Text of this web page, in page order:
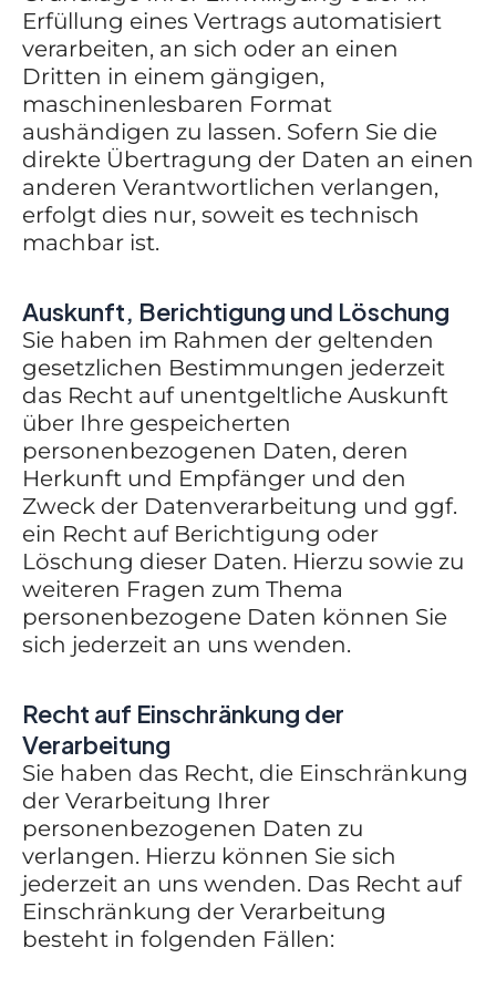
Erfüllung eines Vertrags automatisiert
verarbeiten, an sich oder an einen
Dritten in einem gängigen,
maschinenlesbaren Format
aushändigen zu lassen. Sofern Sie die
direkte Übertragung der Daten an einen
anderen Verantwortlichen verlangen,
erfolgt dies nur, soweit es technisch
machbar ist.
Auskunft, Berichtigung und Löschung
Sie haben im Rahmen der geltenden
gesetzlichen Bestimmungen jederzeit
das Recht auf unentgeltliche Auskunft
über Ihre gespeicherten
personenbezogenen Daten, deren
Herkunft und Empfänger und den
Zweck der Datenverarbeitung und ggf.
ein Recht auf Berichtigung oder
Löschung dieser Daten. Hierzu sowie zu
weiteren Fragen zum Thema
personenbezogene Daten können Sie
sich jederzeit an uns wenden.
Recht auf Einschränkung der
Verarbeitung
Sie haben das Recht, die Einschränkung
der Verarbeitung Ihrer
personenbezogenen Daten zu
verlangen. Hierzu können Sie sich
jederzeit an uns wenden. Das Recht auf
Einschränkung der Verarbeitung
besteht in folgenden Fällen: